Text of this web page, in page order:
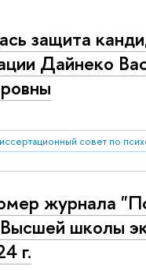
защита
Дайнеко
совет по
журнала
школы
г.